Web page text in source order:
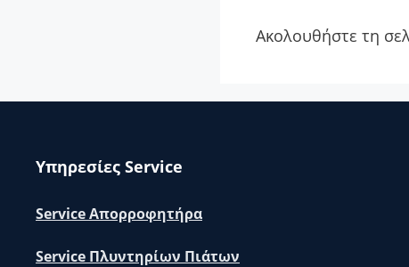
Ακολουθήστε τη
Υπηρεσίες Service
Service Απορροφητήρα
Service Πλυντηρίων Πιάτων